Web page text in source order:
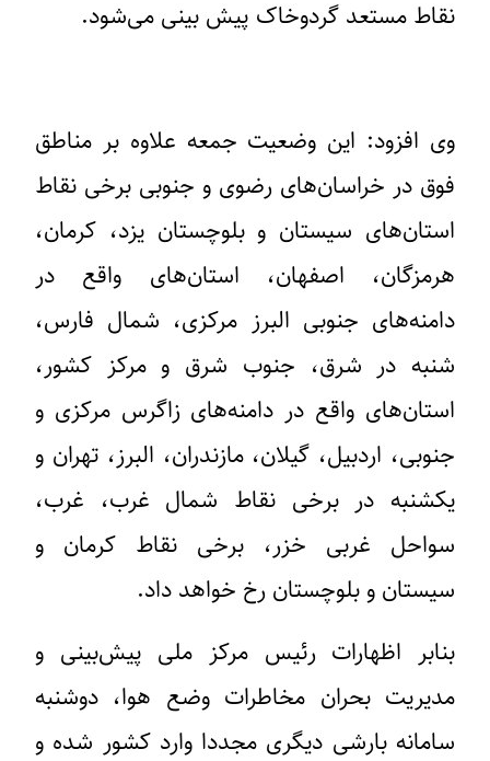
نقاط مستعد گردوخاک پیش بینی می‌شود.
وی افزود: این وضعیت جمعه علاوه بر مناطق
فوق در خراسان‌های رضوی و جنوبی برخی نقاط
استان‌های سیستان و بلوچستان یزد، کرمان،
هرمزگان، اصفهان، استان‌های واقع در
دامنه‌های جنوبی البرز مرکزی، شمال فارس،
شنبه در شرق، جنوب شرق و مرکز کشور،
استان‌های واقع در دامنه‌های زاگرس مرکزی و
جنوبی، اردبیل، گیلان، مازندران، البرز، تهران و
یکشنبه در برخی نقاط شمال غرب، غرب،
سواحل غربی خزر، برخی نقاط کرمان و
سیستان و بلوچستان رخ خواهد داد.
بنابر اظهارات رئیس مرکز ملی پیش‌بینی و
مدیریت بحران مخاطرات وضع هوا، دوشنبه
سامانه بارشی دیگری مجددا وارد کشور شده و